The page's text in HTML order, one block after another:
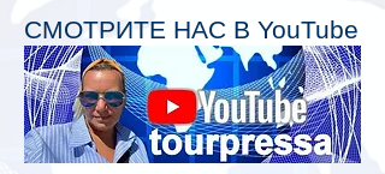
планируется начать в 2027 году.
Одним из главных нововведений
станут индивидуальные шторки у
каждого спального места. Они
позволят пассажирам закрыть свою
СМОТРИТЕ НАС В YouTube